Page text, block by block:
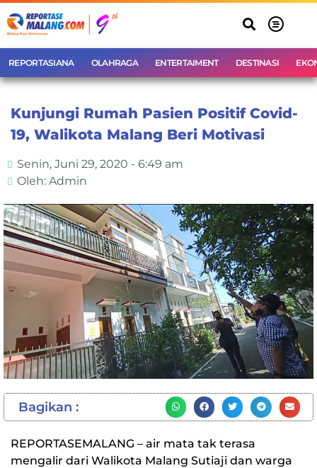
REPORTASIANA OLAHRAGA ENTERTAIMENT DESTINASI
Kunjungi Rumah Pasien Positif Covid-
19, Walikota Malang Beri Motivasi
Senin, Juni 29, 2020 - 6:49 am
Oleh: Admin
Bagikan :
REPORTASEMALANG – air mata tak terasa
mengalir dari Walikota Malang Sutiaji dan warga